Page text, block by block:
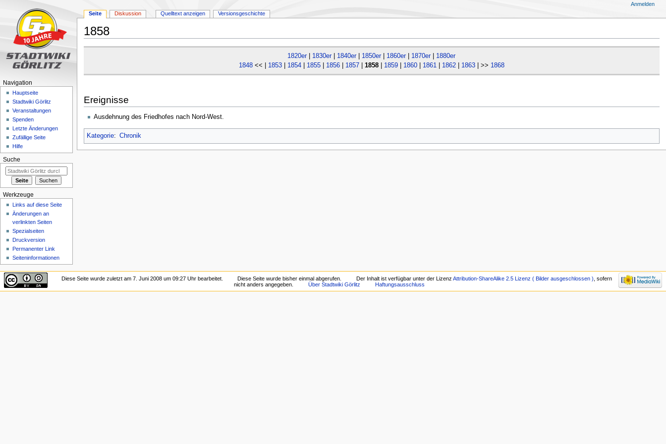
1858
1820er| 1830er| 1840er| 1850er| 1860er| 1870er| 1880er
1848<< | 1853| 1854| 1855| 1856| 1857| 1858| 1859| 1860| 1861 1862| 1863| >> 1868
Ereignisse
Ausdehnung des Friedhofes nach Nord-West.
Kategorie: Chronik
Seite Diskussion Quelltext anzeigen Versionsgeschichte
Anmelden
Navigation
Hauptseite
Stadtwiki Görlitz
Veranstaltungen
Spenden
Letzte Änderungen
Zufällige Seite
Hilfe
Suche
Werkzeuge
Links auf diese Seite
Änderungen an
verlinkten Seiten
Spezialseiten
Druckversion
Permanenter Link
Seiten­informationen
Diese Seite wurde zuletzt am 7. Juni 2008 um 09:27 Uhr bearbeitet. Diese Seite wurde bisher einmal abgerufen. Der Inhalt ist verfügbar unter der LizenzAttribution-ShareAlike 2.5 Lizenz ( Bilder ausgeschlossen ) , sofern
nicht anders angegeben.
Über Stadtwiki Görlitz Haftungsausschluss